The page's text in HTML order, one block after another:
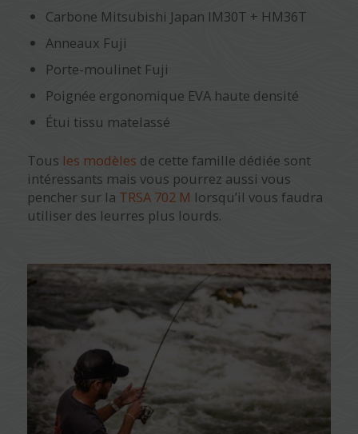
Carbone Mitsubishi Japan IM30T + HM36T
Anneaux Fuji
Porte-moulinet Fuji
Poignée ergonomique EVA haute densité
Étui tissu matelassé
Tous les modèles de cette famille dédiée sont
intéressants mais vous pourrez aussi vous
pencher sur la TRSA 702 M lorsqu’il vous faudra
utiliser des leurres plus lourds.